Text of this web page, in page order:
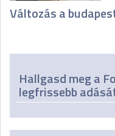
Változás a
Hallgasd meg a
legfrissebb